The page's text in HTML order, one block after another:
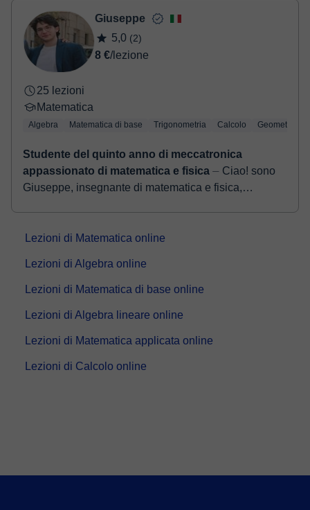
Una volta che hai realizzato il pagamento, riceverai un email di
conferma della prenotazione.
Giuseppe
5,0 (2)
8 €/lezione
25 lezioni
Matematica
Algebra Matematica di base Trigonometria Calcolo Geometria
Studente del quinto anno di meccatronica
appassionato di matematica e fisica ⏤ Ciao! sono
Giuseppe, insegnante di matematica e fisica,
Lezioni di Matematica online
Lezioni di Algebra online
Lezioni di Matematica di base online
Lezioni di Algebra lineare online
Lezioni di Matematica applicata online
Lezioni di Calcolo online